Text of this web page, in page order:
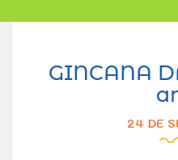
GINCANA
24 DE